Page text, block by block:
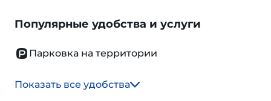
Популярные удобства и услуги
Парковка на территории
Показать все удобства